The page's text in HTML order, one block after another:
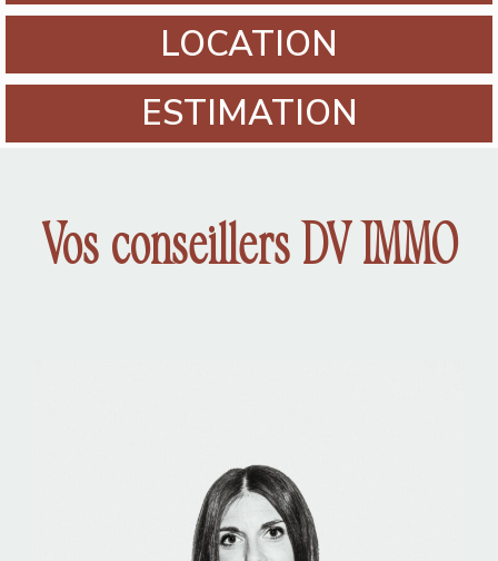
LOCATION
ESTIMATION
Vos conseillers DV IMMO